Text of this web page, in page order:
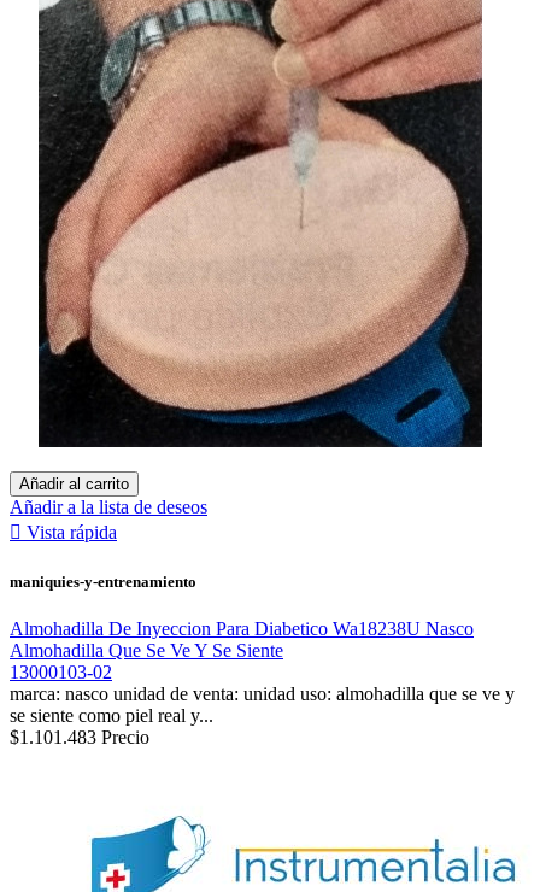
Añadir al carrito
Añadir a la lista de deseos
 Vista rápida
maniquies-y-entrenamiento
Almohadilla De Inyeccion Para Diabetico Wa18238U Nasco
Almohadilla Que Se Ve Y Se Siente
13000103-02
marca: nasco unidad de venta: unidad uso: almohadilla que se ve y
se siente como piel real y...
$1.101.483 Precio